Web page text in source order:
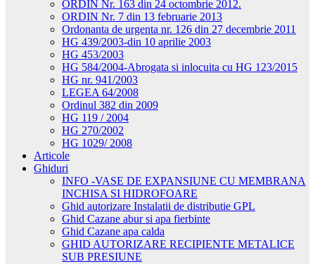
ORDIN Nr. 163 din 24 octombrie 2012.
ORDIN Nr. 7 din 13 februarie 2013
Ordonanta de urgenta nr. 126 din 27 decembrie 2011
HG 439/2003-din 10 aprilie 2003
HG 453/2003
HG 584/2004-Abrogata si inlocuita cu HG 123/2015
HG nr. 941/2003
LEGEA 64/2008
Ordinul 382 din 2009
HG 119 / 2004
HG 270/2002
HG 1029/ 2008
Articole
Ghiduri
INFO -VASE DE EXPANSIUNE CU MEMBRANA
INCHISA SI HIDROFOARE
Ghid autorizare Instalatii de distributie GPL
Ghid Cazane abur si apa fierbinte
Ghid Cazane apa calda
GHID AUTORIZARE RECIPIENTE METALICE
SUB PRESIUNE